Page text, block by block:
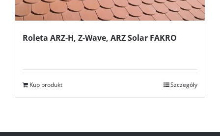
Roleta ARZ-H, Z-Wave, ARZ Solar FAKRO
Kup produkt Szczegóły